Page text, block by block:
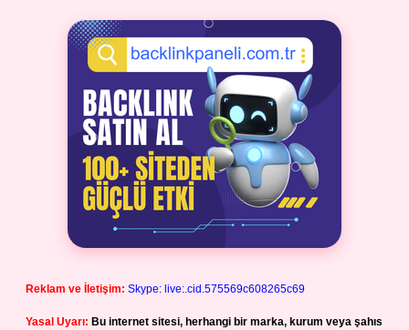
Reklam ve İletişim: Skype: live:.cid.575569c608265c69
Yasal Uyarı: Bu internet sitesi, herhangi bir marka, kurum veya şahıs